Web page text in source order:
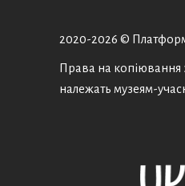
2020-2026 ©
Права на копіювання
належать музеям-